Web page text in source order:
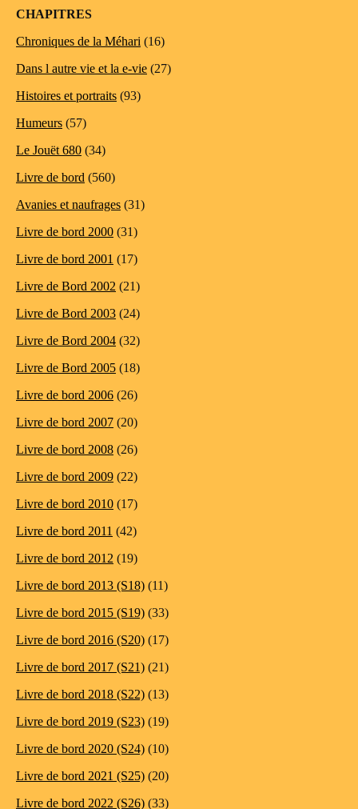
CHAPITRES
Chroniques de la Méhari (16)
Dans l autre vie et la e-vie (27)
Histoires et portraits (93)
Humeurs (57)
Le Jouët 680 (34)
Livre de bord (560)
Avanies et naufrages (31)
Livre de bord 2000 (31)
Livre de bord 2001 (17)
Livre de Bord 2002 (21)
Livre de Bord 2003 (24)
Livre de Bord 2004 (32)
Livre de Bord 2005 (18)
Livre de bord 2006 (26)
Livre de bord 2007 (20)
Livre de bord 2008 (26)
Livre de bord 2009 (22)
Livre de bord 2010 (17)
Livre de bord 2011 (42)
Livre de bord 2012 (19)
Livre de bord 2013 (S18) (11)
Livre de bord 2015 (S19) (33)
Livre de bord 2016 (S20) (17)
Livre de bord 2017 (S21) (21)
Livre de bord 2018 (S22) (13)
Livre de bord 2019 (S23) (19)
Livre de bord 2020 (S24) (10)
Livre de bord 2021 (S25) (20)
Livre de bord 2022 (S26) (33)